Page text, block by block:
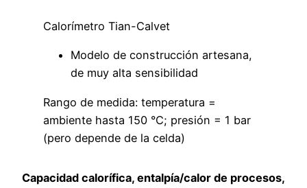
Calorímetro Tian-Calvet
Modelo de construcción artesana,
de muy alta sensibilidad
Rango de medida: temperatura =
ambiente hasta 150 °C; presión = 1 bar
(pero depende de la celda)
Capacidad calorífica, entalpía/calor de procesos,